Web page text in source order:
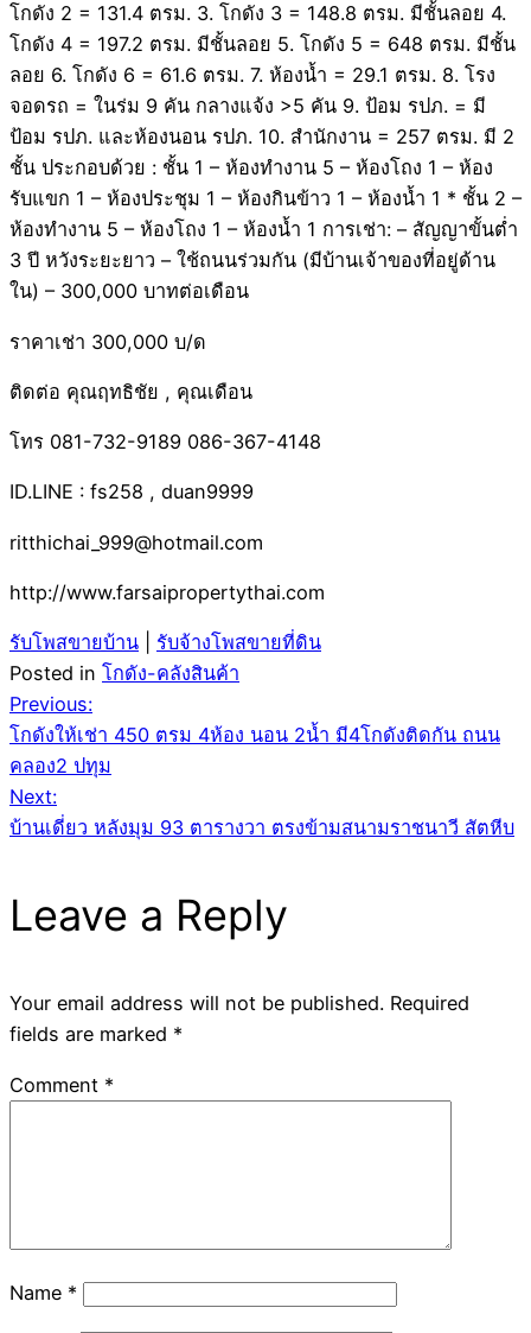
โกดัง 2 = 131.4 ตรม. 3. โกดัง 3 = 148.8 ตรม. มีชั้นลอย 4.
โกดัง 4 = 197.2 ตรม. มีชั้นลอย 5. โกดัง 5 = 648 ตรม. มีชั้น
ลอย 6. โกดัง 6 = 61.6 ตรม. 7. ห้องน้ำ = 29.1 ตรม. 8. โรง
จอดรถ = ในร่ม 9 คัน กลางแจ้ง >5 คัน 9. ป้อม รปภ. = มี
ป้อม รปภ. และห้องนอน รปภ. 10. สำนักงาน = 257 ตรม. มี 2
ชั้น ประกอบด้วย : ชั้น 1 – ห้องทำงาน 5 – ห้องโถง 1 – ห้อง
รับแขก 1 – ห้องประชุม 1 – ห้องกินข้าว 1 – ห้องน้ำ 1 * ชั้น 2 –
ห้องทำงาน 5 – ห้องโถง 1 – ห้องน้ำ 1 การเช่า: – สัญญาขั้นต่ำ
3 ปี หวังระยะยาว – ใช้ถนนร่วมกัน (มีบ้านเจ้าของที่อยู่ด้าน
ใน) – 300,000 บาทต่อเดือน
ราคาเช่า 300,000 บ/ด
ติดต่อ คุณฤทธิชัย , คุณเดือน
โทร 081-732-9189 086-367-4148
ID.LINE : fs258 , duan9999
ritthichai_999@hotmail.com
http://www.farsaipropertythai.com
รับโพสขายบ้าน
รับจ้างโพสขายที่ดิน
Posted in โกดัง-คลังสินค้า
Post
navigation
Previous:
โกดังให้เช่า 450 ตรม 4ห้อง นอน 2น้ำ มี4โกดังติดกัน ถนน
คลอง2 ปทุม
Next:
บ้านเดี่ยว หลังมุม 93 ตารางวา ตรงข้ามสนามราชนาวี สัตหีบ
Leave a Reply
Your email address will not be published. Required
fields are marked *
Comment *
Name *